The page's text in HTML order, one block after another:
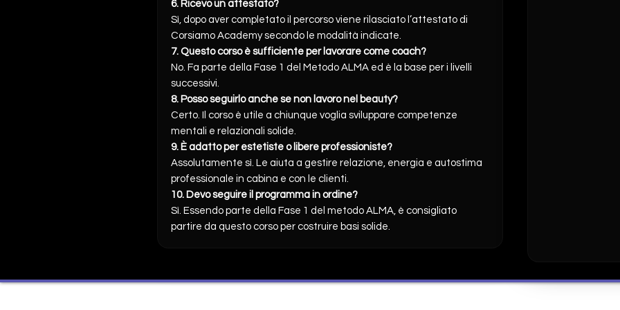
6. Ricevo un attestato?
Sì, dopo aver completato il percorso viene rilasciato l’attestato di
Corsiamo Academy secondo le modalità indicate.
7. Questo corso è sufficiente per lavorare come coach?
No. Fa parte della Fase 1 del Metodo ALMA ed è la base per i livelli
successivi.
8. Posso seguirlo anche se non lavoro nel beauty?
Certo. Il corso è utile a chiunque voglia sviluppare competenze
mentali e relazionali solide.
9. È adatto per estetiste o libere professioniste?
Assolutamente sì. Le aiuta a gestire relazione, energia e autostima
professionale in cabina e con le clienti.
10. Devo seguire il programma in ordine?
Sì. Essendo parte della Fase 1 del metodo ALMA, è consigliato
partire da questo corso per costruire basi solide.